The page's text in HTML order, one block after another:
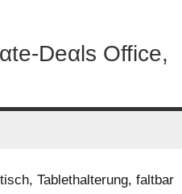
Dеαls Office,
Tablethalterung, faltbar